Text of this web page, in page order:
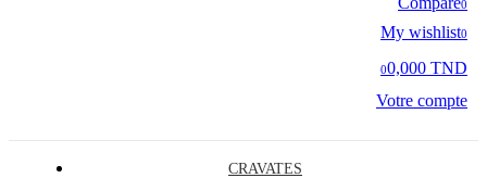
0
My wishlist0
00,000 TND
Votre compte
CRAVATES